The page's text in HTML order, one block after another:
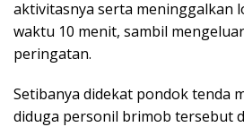
aktivitasnya serta meninggalkan
waktu 10 menit, sambil
peringatan.
Setibanya didekat pondok tenda
diduga personil brimob tersebut